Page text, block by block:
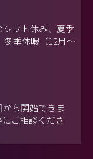
フト休み、夏季
冬季休暇（12月～
ら開始できま
ご相談くださ